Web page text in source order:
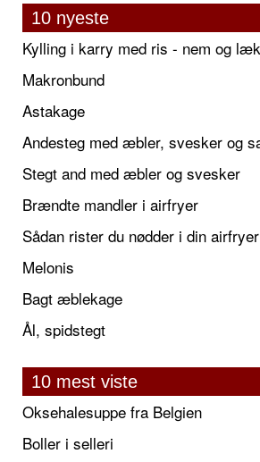
10 nyeste
Kylling i karry med ris - nem og
Makronbund
Astakage
Stegt and med æbler og svesker
Brændte mandler i airfryer
Sådan rister du nødder i din airfryer
Melonis
Bagt æblekage
Ål, spidstegt
10 mest viste
Oksehalesuppe fra Belgien
Boller i selleri